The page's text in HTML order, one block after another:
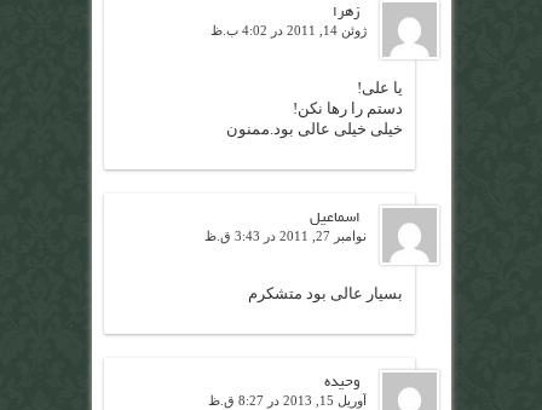
زهرا
ژوئن 14, 2011 در 4:02 ب.ظ
یا علی!
دستم را رها نکن!
خیلی خیلی عالی بود.ممنون
اسماعیل
نوامبر 27, 2011 در 3:43 ق.ظ
بسیار عالی بود متشکرم
وحیده
آوریل 15, 2013 در 8:27 ق.ظ